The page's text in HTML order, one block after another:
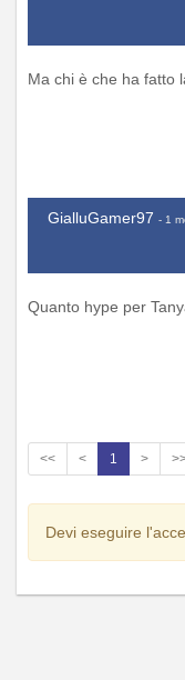
Ma chi è che ha fatto
GialluGamer97 - 1
Quanto hype per
<< < 1 >
Devi eseguire